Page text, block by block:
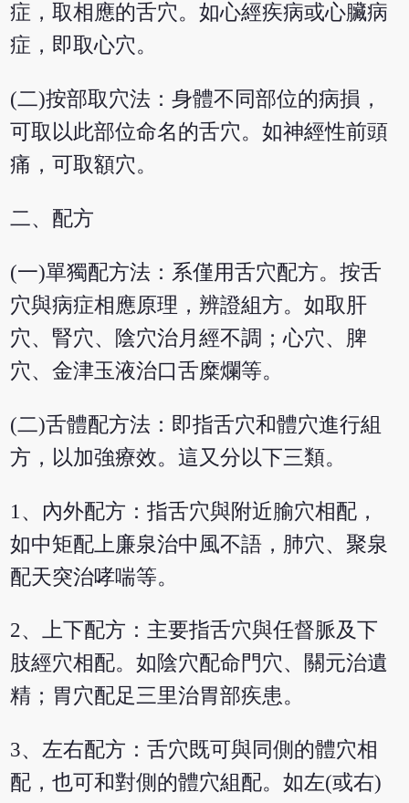
症，取相應的舌穴。如心經疾病或心臟病
症，即取心穴。
(二)按部取穴法：身體不同部位的病損，
可取以此部位命名的舌穴。如神經性前頭
痛，可取額穴。
二、配方
(一)單獨配方法：系僅用舌穴配方。按舌
穴與病症相應原理，辨證組方。如取肝
穴、腎穴、陰穴治月經不調；心穴、脾
穴、金津玉液治口舌糜爛等。
(二)舌體配方法：即指舌穴和體穴進行組
方，以加強療效。這又分以下三類。
1、內外配方：指舌穴與附近腧穴相配，
如中矩配上廉泉治中風不語，肺穴、聚泉
配天突治哮喘等。
2、上下配方：主要指舌穴與任督脈及下
肢經穴相配。如陰穴配命門穴、關元治遺
精；胃穴配足三里治胃部疾患。
3、左右配方：舌穴既可與同側的體穴相
配，也可和對側的體穴組配。如左(或右)